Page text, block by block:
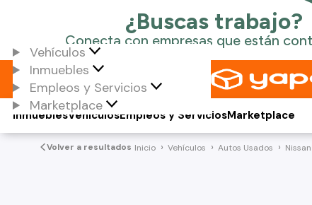
Vehículos
Inmuebles
Empleos y Servicios
Marketplace
Vehículos
Inmuebles Empleos y ServiciosMarketplace
Volver a resultados Inicio Vehículos Autos Usados Nissan